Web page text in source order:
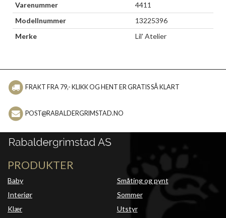
Varenummer
4411
Modellnummer
13225396
Merke
Lil' Atelier
FRAKT FRA 79,- KLIKK OG HENT ER GRATIS SÅ KLART
POST@RABALDERGRIMSTAD.NO
PRODUKTER
Baby
Interiør
Klær
Småting og pynt
Sommer
Utstyr